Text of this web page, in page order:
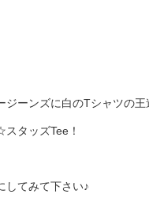
ーンズに白のTシャツの王
タッズTee！
してみて下さい♪